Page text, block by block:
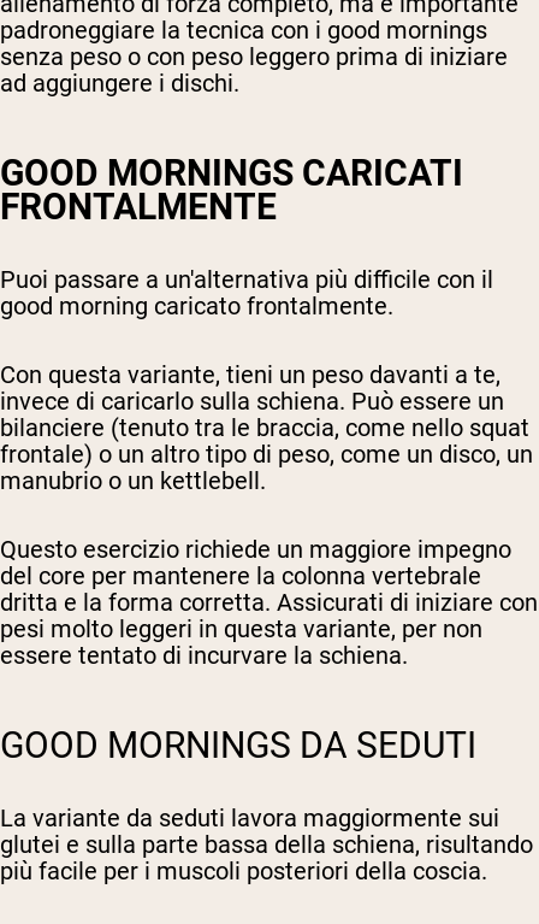
padroneggiare la tecnica con i good mornings
senza peso o con peso leggero prima di iniziare
ad aggiungere i dischi.
GOOD MORNINGS CARICATI
FRONTALMENTE
Puoi passare a un'alternativa più difficile con il
good morning caricato frontalmente.
Con questa variante, tieni un peso davanti a te,
invece di caricarlo sulla schiena. Può essere un
bilanciere (tenuto tra le braccia, come nello squat
frontale) o un altro tipo di peso, come un disco, un
manubrio o un kettlebell.
Questo esercizio richiede un maggiore impegno
del core per mantenere la colonna vertebrale
dritta e la forma corretta. Assicurati di iniziare con
pesi molto leggeri in questa variante, per non
essere tentato di incurvare la schiena.
GOOD MORNINGS DA SEDUTI
La variante da seduti lavora maggiormente sui
glutei e sulla parte bassa della schiena, risultando
più facile per i muscoli posteriori della coscia.